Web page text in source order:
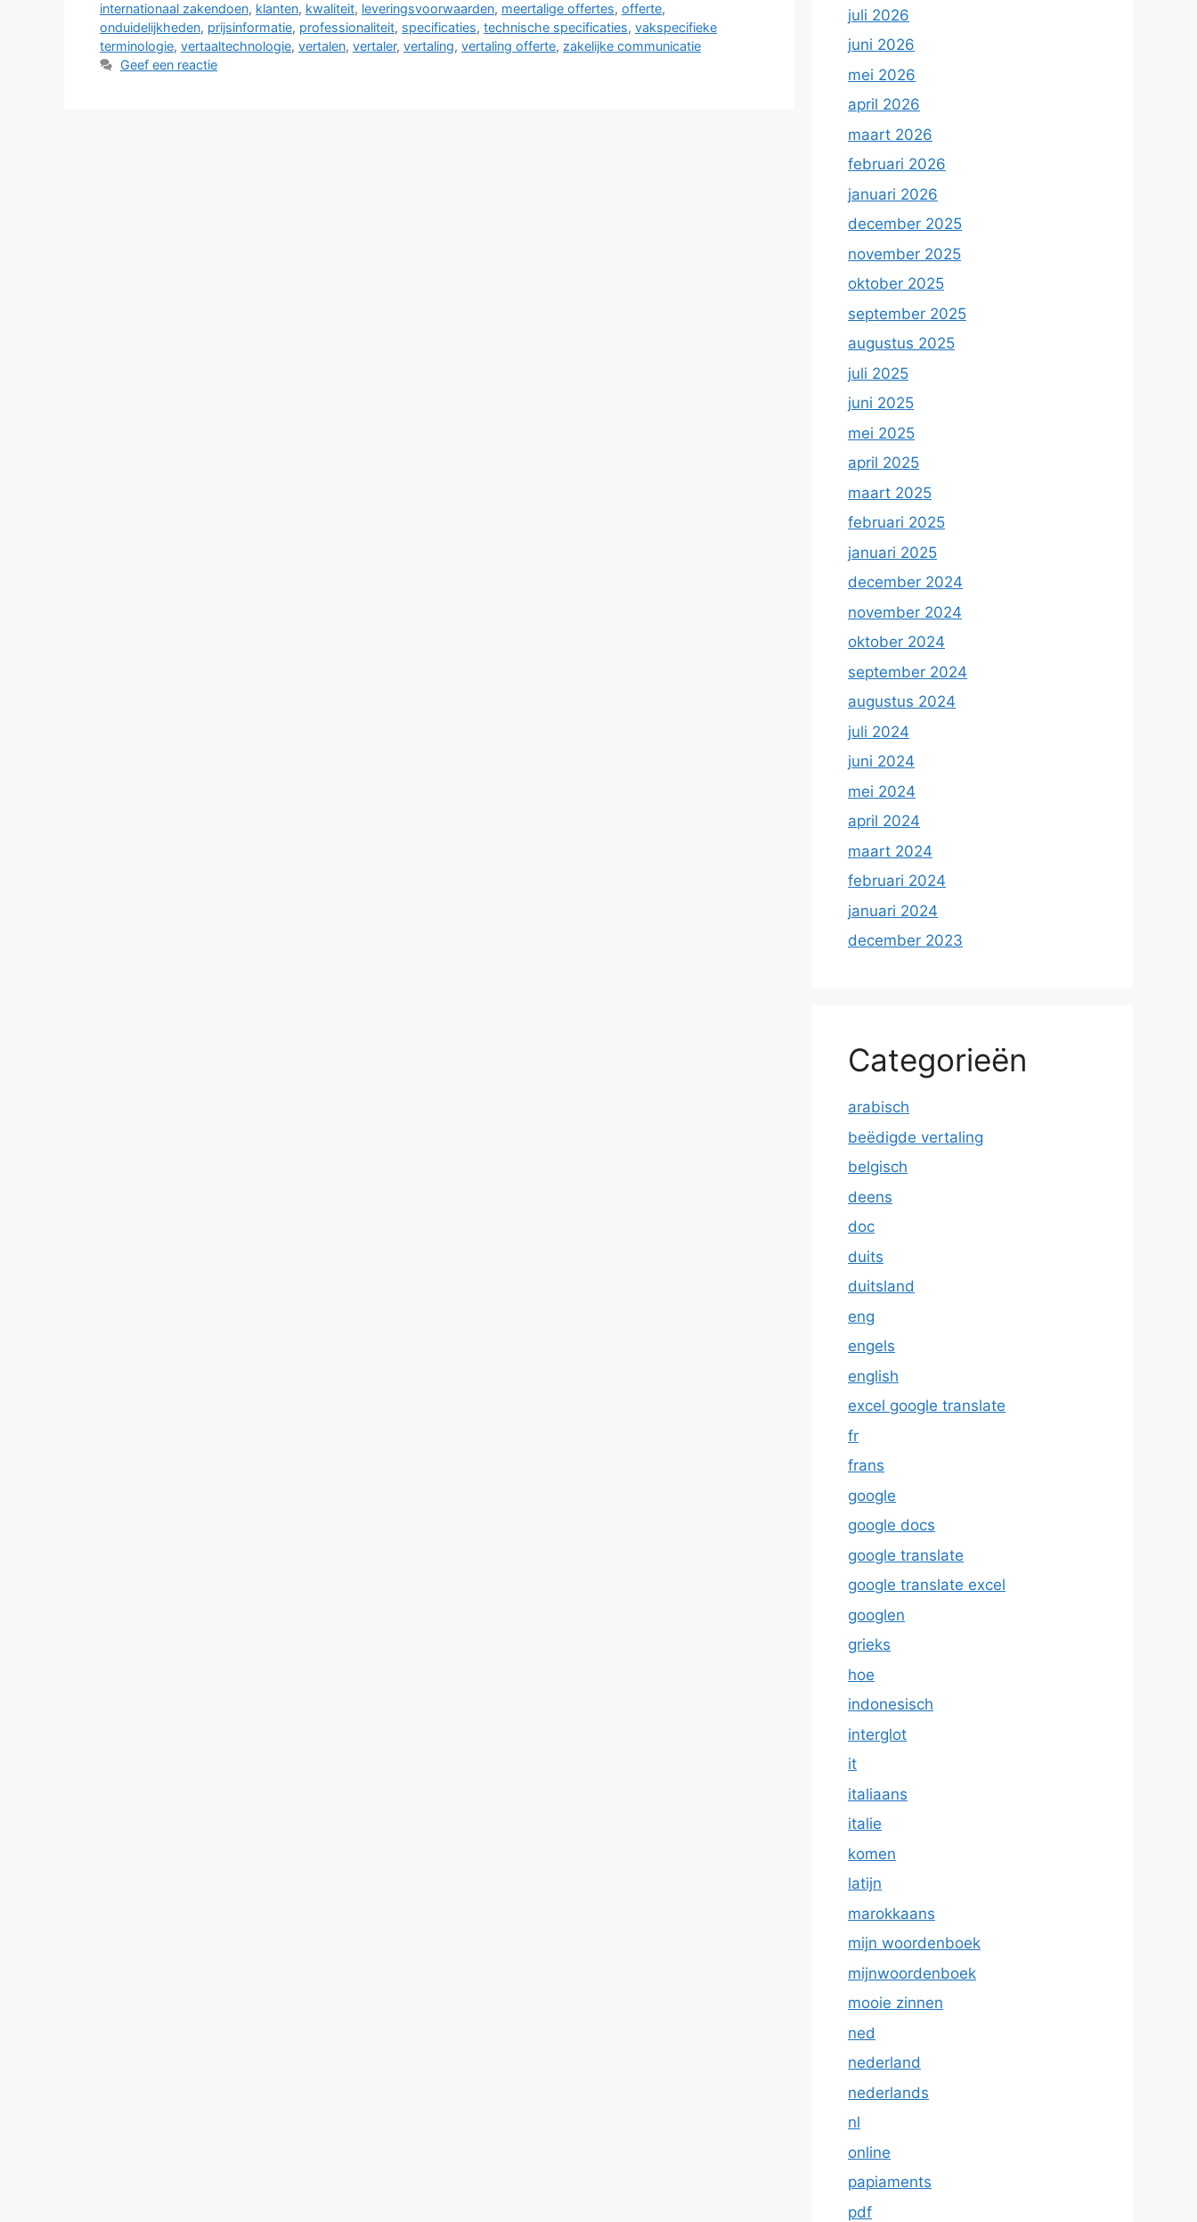
internationaal zakendoen, klanten, kwaliteit, leveringsvoorwaarden, meertalige offertes, offerte,
onduidelijkheden, prijsinformatie, professionaliteit, specificaties, technische specificaties, vakspecifieke
terminologie, vertaaltechnologie, vertalen, vertaler, vertaling, vertaling offerte, zakelijke communicatie
Geef een reactie
juli 2026
juni 2026
mei 2026
april 2026
maart 2026
februari 2026
januari 2026
december 2025
november 2025
oktober 2025
september 2025
augustus 2025
juli 2025
juni 2025
mei 2025
april 2025
maart 2025
februari 2025
januari 2025
december 2024
november 2024
oktober 2024
september 2024
augustus 2024
juli 2024
juni 2024
mei 2024
april 2024
maart 2024
februari 2024
januari 2024
december 2023
Categorieën
arabisch
beëdigde vertaling
belgisch
deens
doc
duits
duitsland
eng
engels
english
excel google translate
fr
frans
google
google docs
google translate
google translate excel
googlen
grieks
hoe
indonesisch
interglot
it
italiaans
italie
komen
latijn
marokkaans
mijn woordenboek
mijnwoordenboek
mooie zinnen
ned
nederland
nederlands
nl
online
papiaments
pdf